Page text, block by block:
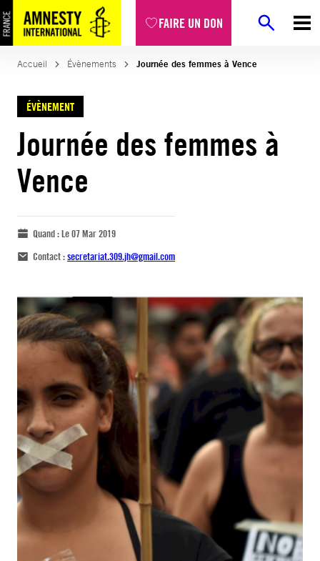
FAIRE UN DON
Accueil Évènements Journée des femmes à Vence
ÉVÈNEMENT
Journée des femmes à
Vence
Quand :Le 07 Mar 2019
Contact :secretariat.309.jh@gmail.com